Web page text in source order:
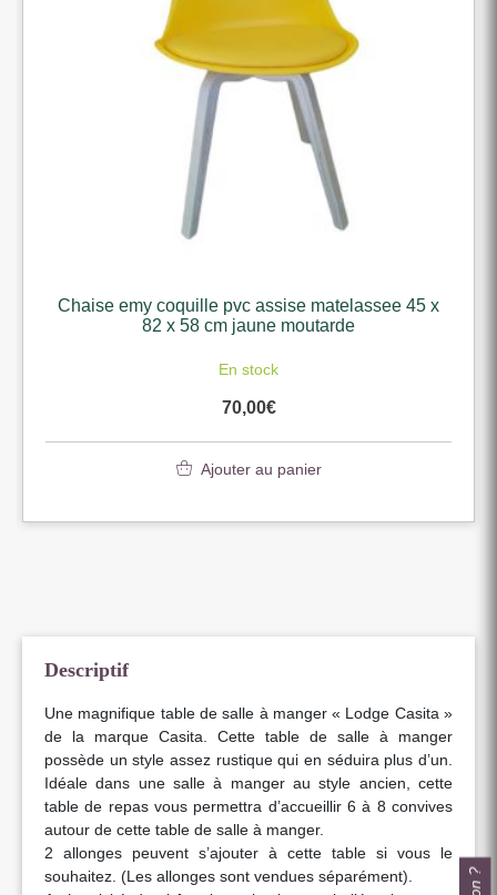
Chaise emy coquille pvc assise matelassee 45 x
82 x 58 cm jaune moutarde
En stock
70,00€
Ajouter au panier
Descriptif
Une magnifique table de salle à manger « Lodge Casita »
de la marque Casita. Cette table de salle à manger
possède un style assez rustique qui en séduira plus d’un.
Idéale dans une salle à manger au style ancien, cette
table de repas vous permettra d’accueillir 6 à 8 convives
autour de cette table de salle à manger.
2 allonges peuvent s’ajouter à cette table si vous le
souhaitez. (Les allonges sont vendues séparément).